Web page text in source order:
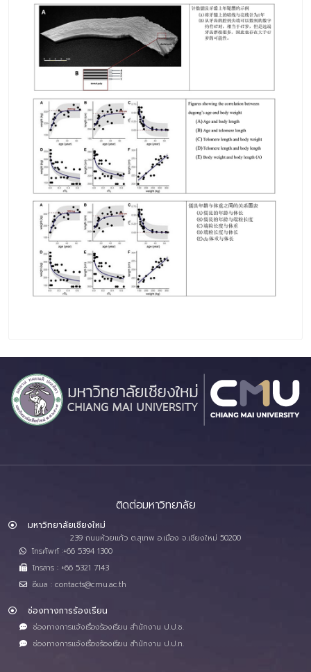
ติดต่อมหาวิทยาลัย
มหาวิทยาลัยเชียงใหม่
239 ถนนห้วยแก้ว ต.สุเทพ อ.เมือง จ.เชียงใหม่ 50200
โทรศัพท์ :+66 5394 1300
โทรสาร : +66 5321 7143
อีเมล : contacts@cmu.ac.th
ช่องทางการร้องเรียน
ช่องทางการแจ้งเรื่องร้องเรียน สำนักงาน ป.ป.ช.
ช่องทางการแจ้งเรื่องร้องเรียน สำนักงาน ป.ป.ท.